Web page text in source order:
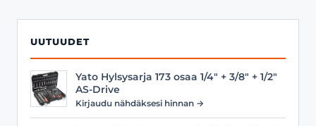
UUTUUDET
Yato Hylsysarja 173 osaa 1/4" + 3/8" + 1/2"
AS-Drive
Kirjaudu nähdäksesi hinnan →